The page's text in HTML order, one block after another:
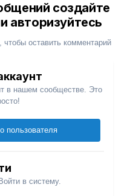
создайте
авторизуйтесь
оставить комментарий
в нашем сообществе. Это
пользователя
в систему.